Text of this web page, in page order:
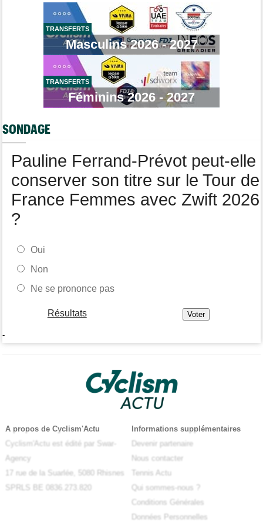
Tour de France Femmes
Demi Vollering gagne la 8e étape et prend le maillot jaune
08/08
Web-série : "Course toujours, dans les coulisses de la FDJ
United Series"
Route
Robert Gesink : "Le cyclisme moderne est beaucoup plus
propre..."
Joao Almeida a dû abandonner après une chute
TRANSFERTS
Masculins 2026 - 2027
TRANSFERTS
Féminins 2026 - 2027
SONDAGE
Pauline Ferrand-Prévot peut-elle
conserver son titre sur le Tour de
France Femmes avec Zwift 2026
?
Oui
Non
Ne se prononce pas
Résultats
-
A propos de Cyclism'Actu
Cyclism'Actu est édité par Swar-
Agency
17 rue de la Suarlée, 5080 Rhisnes
SPRLS BE 0836.273.820
Informations supplémentaires
Devenir partenaire
Nous contacter
Tennis Actu
Qui sommes-nous ?
Conditions Générales
Données Personnelles